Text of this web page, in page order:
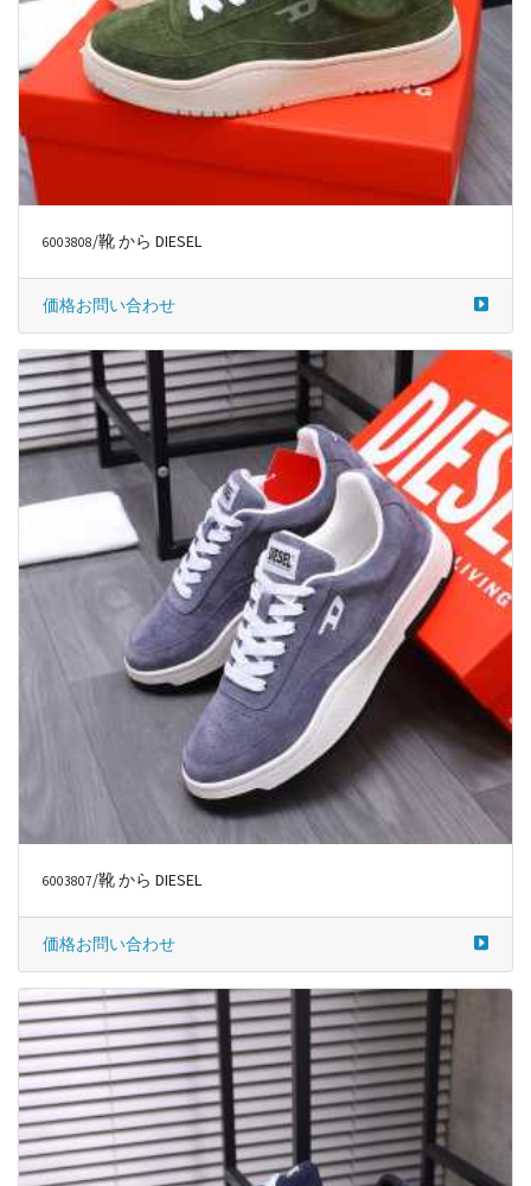
6003808/靴 から DIESEL
価格お問い合わせ
6003807/靴 から DIESEL
価格お問い合わせ